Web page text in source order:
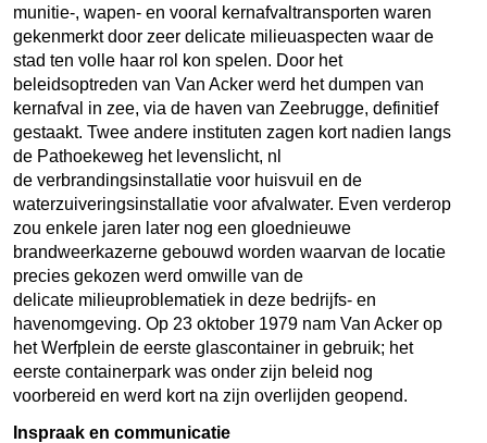
munitie-, wapen- en vooral kernafvaltransporten waren
gekenmerkt door zeer delicate milieuaspecten waar de
stad ten volle haar rol kon spelen. Door het
beleidsoptreden van Van Acker werd het dumpen van
kernafval in zee, via de haven van Zeebrugge, definitief
gestaakt. Twee andere instituten zagen kort nadien langs
de Pathoekeweg het levenslicht, nl
de verbrandingsinstallatie voor huisvuil en de
waterzuiveringsinstallatie voor afvalwater. Even verderop
zou enkele jaren later nog een gloednieuwe
brandweerkazerne gebouwd worden waarvan de locatie
precies gekozen werd omwille van de
delicate milieuproblematiek in deze bedrijfs- en
havenomgeving. Op 23 oktober 1979 nam Van Acker op
het Werfplein de eerste glascontainer in gebruik; het
eerste containerpark was onder zijn beleid nog
voorbereid en werd kort na zijn overlijden geopend.
Inspraak en communicatie